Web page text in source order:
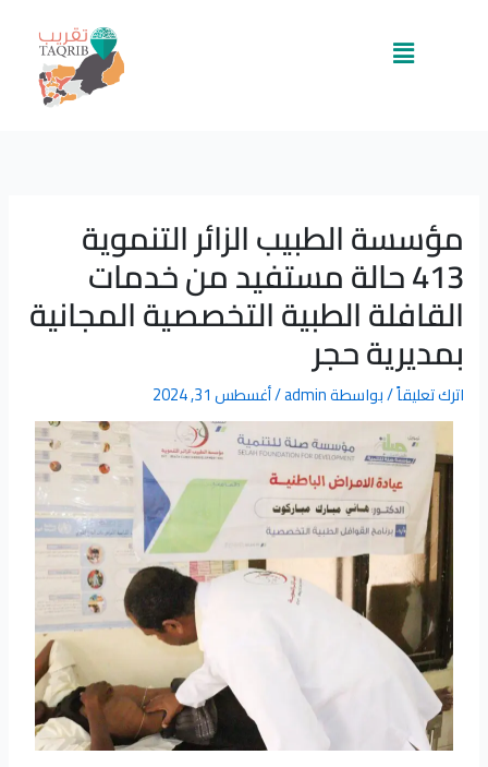
القائمة
مؤسسة الطبيب الزائر التنموية
413 حالة مستفيد من خدمات
القافلة الطبية التخصصية المجانية
بمديرية حجر
اترك تعليقاً/ بواسطةadmin
/أغسطس 31, 2024